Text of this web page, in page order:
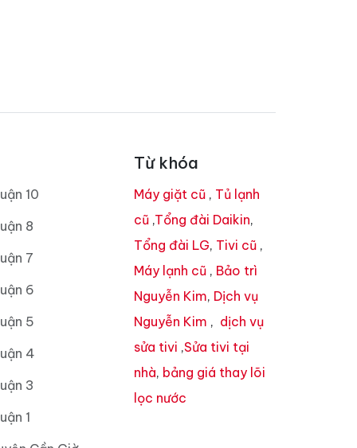
10
8
7
6
5
4
3
1
Từ khóa
Máy giặt cũ , Tủ lạnh
cũ ,Tổng đài Daikin,
Tổng đài LG, Tivi cũ ,
Máy lạnh cũ , Bảo trì
Nguyễn Kim, Dịch vụ
Nguyễn Kim , dịch vụ
sửa tivi ,Sửa tivi tại
nhà, bảng giá thay lõi
lọc nước